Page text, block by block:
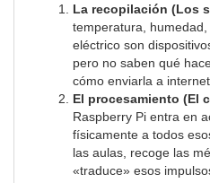
La recopilación (Los
temperatura,
eléctrico son
pero no saben qué
cómo enviarla a
El procesamiento (El
Raspberry Pi entra en
físicamente a todos
las aulas, recoge las
«traduce» esos